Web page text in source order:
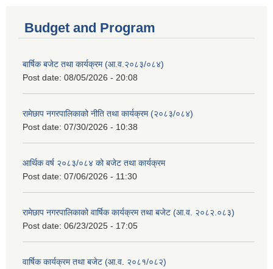
Budget and Program
बार्षिक बजेट तथा कार्यक्रम (आ.व.२०८३/०८४)
Post date: 08/05/2026 - 20:08
रामेछाप नगरपालिकाको नीति तथा कार्यक्रम (२०८३/०८४)
Post date: 07/30/2026 - 10:38
आर्थिक वर्ष २०८३/०८४ को बजेट तथा कार्यक्रम
Post date: 07/06/2026 - 11:30
रामेछाप नगरपालिकाको वार्षिक कार्यक्रम तथा बजेट (आ.व. २०८२.०८३)
Post date: 06/23/2025 - 17:05
वार्षिक कार्यक्रम तथा बजेट (आ.व. २०८१/०८२)